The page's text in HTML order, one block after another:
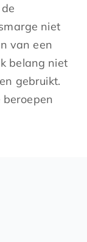
niet
van een
belang niet
gebruikt.